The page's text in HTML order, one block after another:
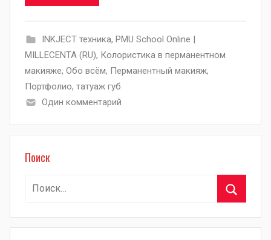
INKJECT техника, PMU School Online |
MILLECENTA (RU), Колористика в перманентном
макияже, Обо всём, Перманентный макияж,
Портфолио, татуаж губ
Один комментарий
Поиск
Найти: